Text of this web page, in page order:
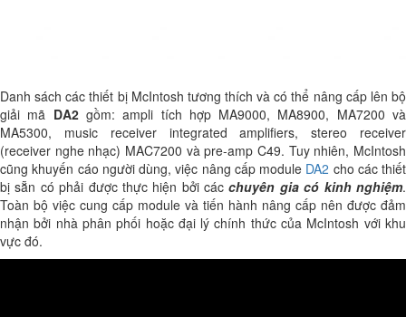
Danh sách các thiết bị McIntosh tương thích và có thể nâng cấp lên bộ
giải mã DA2gồm: ampli tích hợp MA9000, MA8900, MA7200 và
MA5300, music receiver integrated amplifiers, stereo receiver
(receiver nghe nhạc) MAC7200 và pre-amp C49. Tuy nhiên, McIntosh
cũng khuyến cáo người dùng, việc nâng cấp module DA2 cho các thiết
bị sẵn có phải được thực hiện bởi cácchuyên gia có kinh nghiệm.
Toàn bộ việc cung cấp module và tiến hành nâng cấp nên được đảm
nhận bởi nhà phân phối hoặc đại lý chính thức của McIntosh với khu
vực đó.